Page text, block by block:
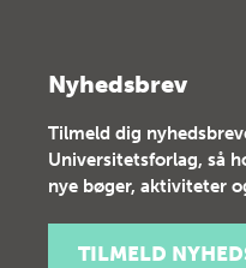
Nyhedsbrev
Tilmeld dig
Universitetsforlag, så
nye bøger, aktiviteter
TILMELD